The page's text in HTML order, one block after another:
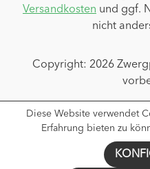
Versandkosten und ggf.
nicht
Copyright: 2026
Diese Website verwendet
Erfahrung bieten zu